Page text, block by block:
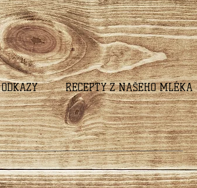
RECEPTY Z NAŠEHO MLÉKA